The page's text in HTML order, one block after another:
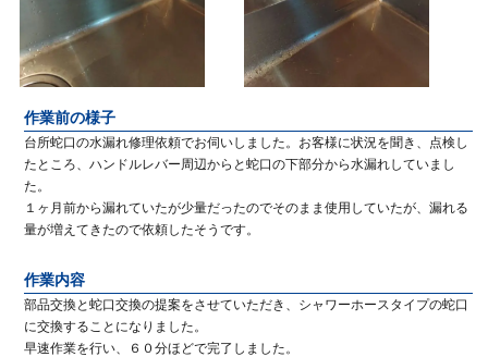
作業前の様子
台所蛇口の水漏れ修理依頼でお伺いしました。お客様に状況を聞き、点検し
たところ、ハンドルレバー周辺からと蛇口の下部分から水漏れしていまし
た。
１ヶ月前から漏れていたが少量だったのでそのまま使用していたが、漏れる
量が増えてきたので依頼したそうです。
作業内容
部品交換と蛇口交換の提案をさせていただき、シャワーホースタイプの蛇口
に交換することになりました。
早速作業を行い、６０分ほどで完了しました。